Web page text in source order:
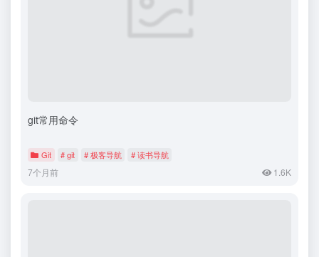
git常用命令
Git # git # 极客导航 # 读书导航
7个月前 1.6K